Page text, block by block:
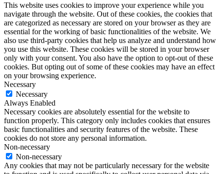
This website uses cookies to improve your experience while you
navigate through the website. Out of these cookies, the cookies that
are categorized as necessary are stored on your browser as they are
essential for the working of basic functionalities of the website. We
also use third-party cookies that help us analyze and understand how
you use this website. These cookies will be stored in your browser
only with your consent. You also have the option to opt-out of these
cookies. But opting out of some of these cookies may have an effect
on your browsing experience.
Necessary
Necessary
Always Enabled
Necessary cookies are absolutely essential for the website to
function properly. This category only includes cookies that ensures
basic functionalities and security features of the website. These
cookies do not store any personal information.
Non-necessary
Non-necessary
Any cookies that may not be particularly necessary for the website